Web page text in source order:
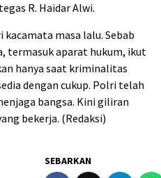
R. Haidar Alwi.
masa lalu. Sebab
termasuk aparat hukum, ikut
hanya saat kriminalitas
dengan cukup. Polri telah
bangsa. Kini giliran
bekerja. (Redaksi)
SEBARKAN